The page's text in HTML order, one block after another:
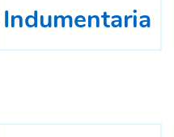
Indumentaria